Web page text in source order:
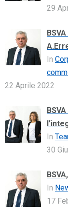
29
In
22 Aprile 2022
In
30
In
17